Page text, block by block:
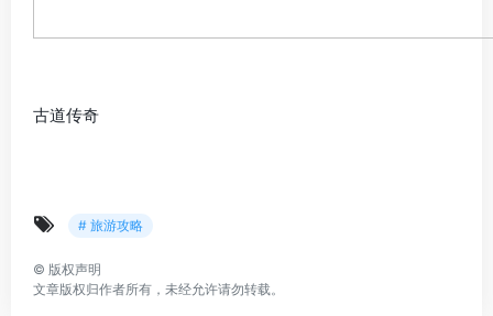
古道传奇
# 旅游攻略
© 版权声明
文章版权归作者所有，未经允许请勿转载。